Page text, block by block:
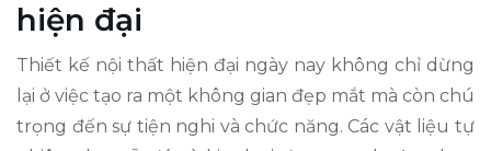
hiện đại
Thiết kế nội thất hiện đại ngày nay không chỉ dừng
lại ở việc tạo ra một không gian đẹp mắt mà còn chú
trọng đến sự tiện nghi và chức năng. Các vật liệu tự